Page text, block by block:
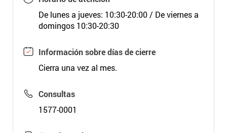
De lunes a jueves: 10:30-20:00 / De viernes a
domingos 10:30-20:30
Información sobre días de cierre
Cierra una vez al mes.
Consultas
1577-0001